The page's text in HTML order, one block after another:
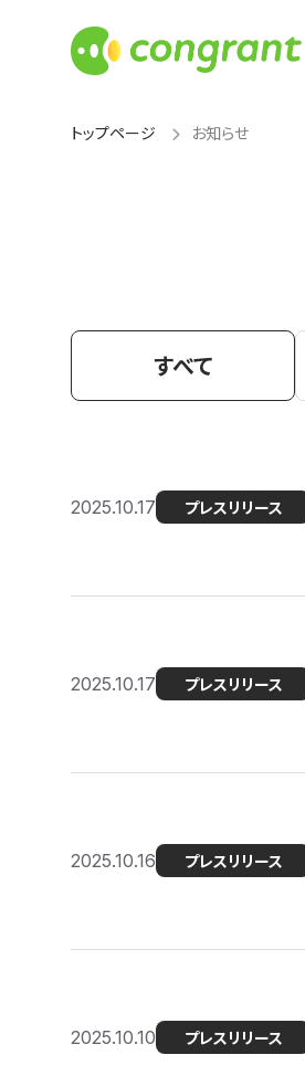
トップページ お知らせ
すべて
2025.10.17 プレスリリース
2025.10.17 プレスリリース
2025.10.16 プレスリリース
2025.10.10 プレスリリース